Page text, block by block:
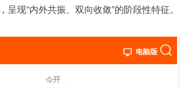
现“内外共振、双向收敛”的阶段性特征。